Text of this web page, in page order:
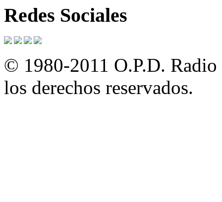
Redes Sociales
© 1980-2011 O.P.D.
los derechos reservados.